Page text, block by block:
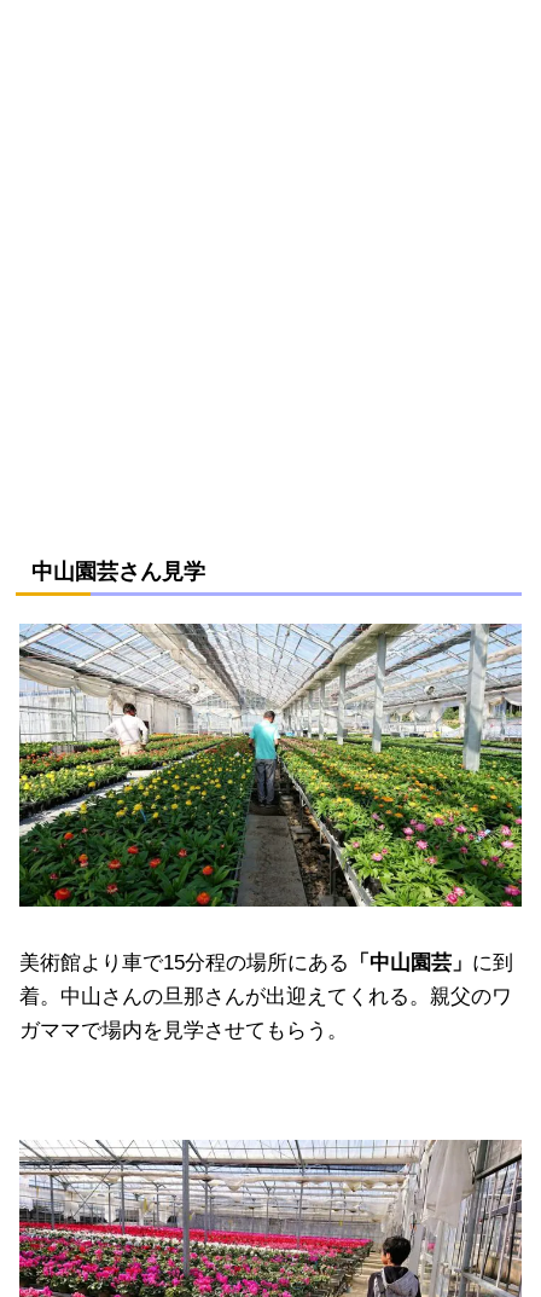
中山園芸さん見学
美術館より車で15分程の場所にある 「中山園芸」 に到
着。中山さんの旦那さんが出迎えてくれる。親父のワ
ガママで場内を見学させてもらう。